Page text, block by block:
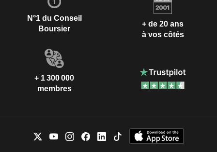
N°1 du Conseil
Boursier
+ de 20 ans
à vos côtés
+ 1 300 000
membres